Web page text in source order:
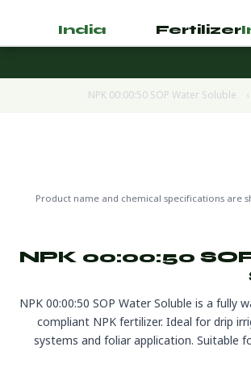
Fertilizer
India
›
NPK 00:00:50 SOP Water Soluble
Product name and chemical specifications are
NPK 00:00:50
NPK 00:00:50 SOP Water Soluble is a fully
compliant NPK fertilizer. Ideal for drip
systems and foliar application. Suitable